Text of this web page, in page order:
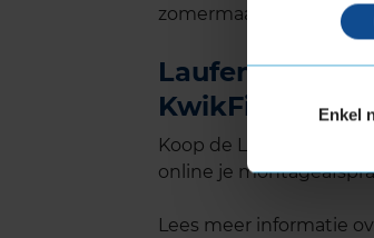
Enkel
zomermaanden.
Laufenn G FIT
KwikFit
Koop de Laufenn G FIT
online je
Lees meer informatie